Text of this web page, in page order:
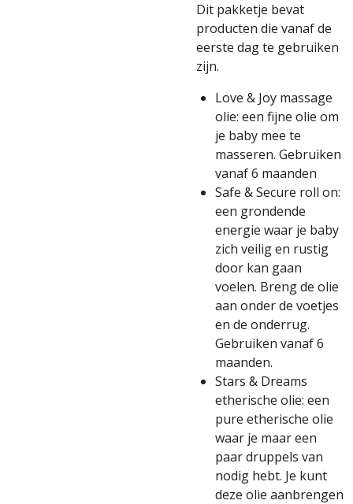
Dit pakketje bevat
producten die vanaf de
eerste dag te gebruiken
zijn.
Love & Joy massage
olie: een fijne olie om
je baby mee te
masseren. Gebruiken
vanaf 6 maanden
Safe & Secure roll on:
een grondende
energie waar je baby
zich veilig en rustig
door kan gaan
voelen. Breng de olie
aan onder de voetjes
en de onderrug.
Gebruiken vanaf 6
maanden.
Stars & Dreams
etherische olie: een
pure etherische olie
waar je maar een
paar druppels van
nodig hebt. Je kunt
deze olie aanbrengen